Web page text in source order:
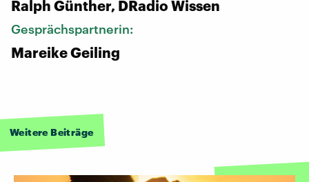
Ralph Günther, DRadio Wissen
Gesprächspartnerin:
Mareike Geiling
Weitere Beiträge